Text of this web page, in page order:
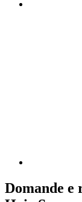
Domande e